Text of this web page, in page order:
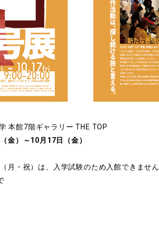
本館7階ギャラリー THE TOP
金）～10月17日（金）
月・祝）は、入学試験のため入館できません